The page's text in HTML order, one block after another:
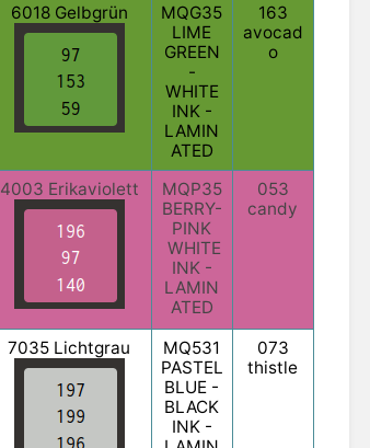
6018 Gelbgrün
MQG35
LIME
GREEN
-
WHITE
INK -
LAMIN
ATED
163
avocad
o
4003 Erikaviolett
MQP35
BERRY-
PINK
WHITE
INK -
LAMIN
ATED
053
candy
7035 Lichtgrau
MQ531
PASTEL
BLUE -
BLACK
INK -
073
thistle